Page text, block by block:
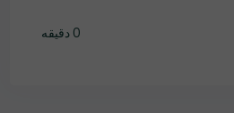
0 دقیقه